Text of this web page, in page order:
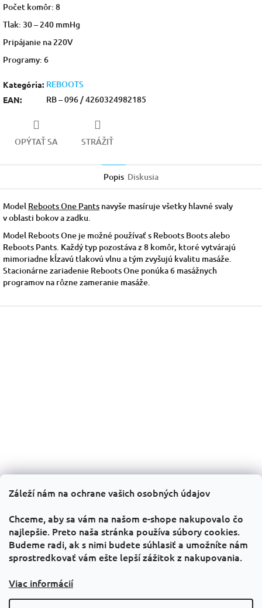
Záleží nám na ochrane vašich osobných údajov
Chceme, aby sa vám na našom e-shope nakupovalo čo
najlepšie. Preto naša stránka používa súbory cookies.
Budeme radi, ak s nimi budete súhlasiť a umožníte nám
sprostredkovať vám ešte lepší zážitok z nakupovania.
Viac informácií
Počet komôr: 8
Tlak: 30 – 240 mmHg
Pripájanie na 220V
Programy: 6
Kategória: REBOOTS
EAN: RB – 096 / 4260324982185
OPÝTAŤ SA STRÁŽIŤ
Popis Diskusia
Model Reboots One Pants navyše masíruje všetky hlavné svaly
v oblasti bokov a zadku.
Model Reboots One je možné používať s Reboots Boots alebo
Reboots Pants. Každý typ pozostáva z 8 komôr, ktoré vytvárajú
mimoriadne kĺzavú tlakovú vlnu a tým zvyšujú kvalitu masáže.
Stacionárne zariadenie Reboots One ponúka 6 masážnych
programov na rôzne zameranie masáže.
Informácie pre vás
Všeobecné obchodné podmienky
GDPR
Kontakty